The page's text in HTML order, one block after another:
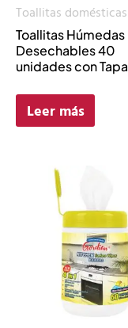
Toallitas domésticas
Toallitas Húmedas
Desechables 40
unidades con Tapa
Leer más